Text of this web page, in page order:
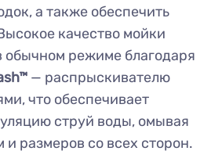
а также обеспечить
качество мойки
обычном режиме благодаря
— распрыскивателю
что обеспечивает
струй воды, омывая
размеров со всех сторон.